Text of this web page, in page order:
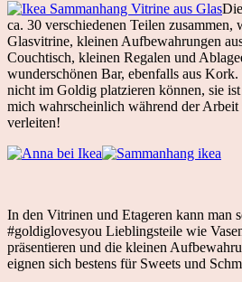
ca. 30 verschiedenen Teilen zusammen,
Glasvitrine, kleinen Aufbewahrungen
Couchtisch, kleinen Regalen und
wunderschönen Bar, ebenfalls aus
nicht im Goldig platzieren können, sie
mich wahrscheinlich während der Arbeit
verleiten!
In den Vitrinen und Etageren kann man
#goldiglovesyou Lieblingsteile wie
präsentieren und die kleinen
eignen sich bestens für Sweets und